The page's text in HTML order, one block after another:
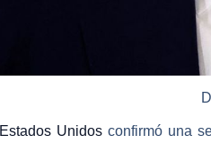
Estados Unidos confirmó una